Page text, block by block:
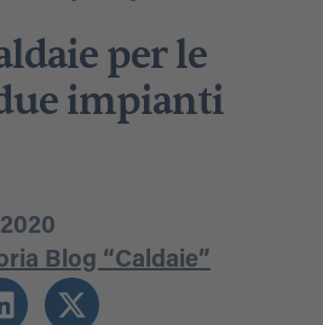
per le
impianti
Blog “Caldaie”